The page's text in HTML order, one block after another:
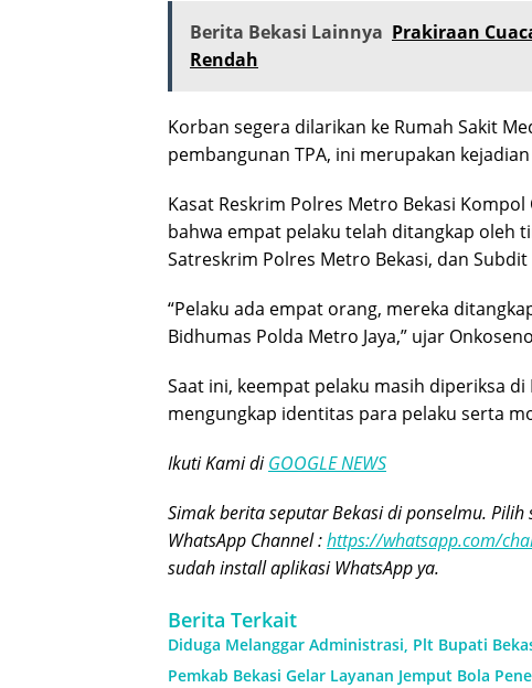
Berita Bekasi Lainnya Prakiraan
Rendah
Korban segera dilarikan ke Rumah Sakit
pembangunan TPA, ini merupakan
Kasat Reskrim Polres Metro Bekasi
bahwa empat pelaku telah ditangkap oleh
Satreskrim Polres Metro Bekasi, dan Subdit
“Pelaku ada empat orang, mereka
Bidhumas Polda Metro Jaya,” ujar
Saat ini, keempat pelaku masih diperiksa
mengungkap identitas para pelaku serta
Ikuti Kami diGOOGLE NEWS
Simak berita seputar Bekasi di ponselmu.
WhatsApp Channel :https://whatsapp.com/
sudah install aplikasi WhatsApp ya.
Berita Terkait
Diduga Melanggar Administrasi, Plt Bupati
Pemkab Bekasi Gelar Layanan Jemput Bola